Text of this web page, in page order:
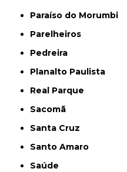
Paraíso do Morumbi
Parelheiros
Pedreira
Planalto Paulista
Real Parque
Sacomã
Santa Cruz
Santo Amaro
Saúde